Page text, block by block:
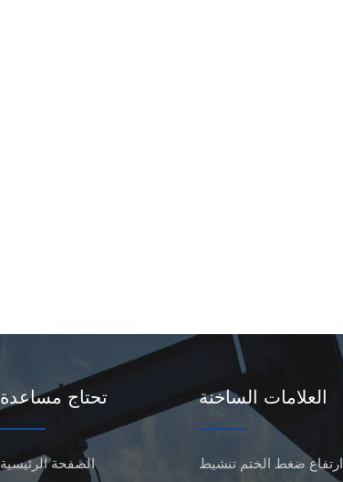
تحتاج مساعدة
الصفحة الرئيسية
العلامات الساخنة
ارتفاع ضغط الختم تنشيط